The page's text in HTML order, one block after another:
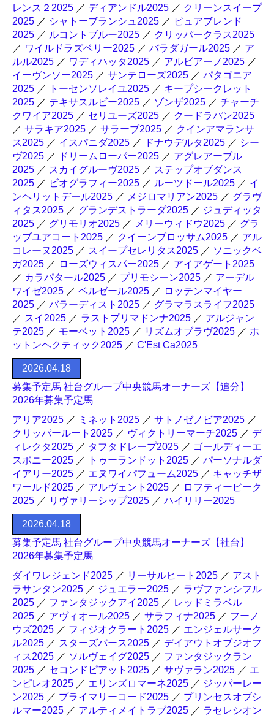
レンス２2025 ／ ディアンドル2025 ／ クリーンスイープ
2025 ／ シャトーブランシュ2025 ／ ピュアブレンド
2025 ／ ルコントブルー2025 ／ クリッパークラス2025
／ ワイルドラズベリー2025 ／ バラダガール2025 ／ ア
ルル2025 ／ ワディハッタ2025 ／ アルビアーノ2025 ／
イーヴンソー2025 ／ サンテローズ2025 ／ パタゴニア
2025 ／ トーセンソレイユ2025 ／ キープシークレット
2025 ／ テキサスルビー2025 ／ ゾンザ2025 ／ チャーチ
クワイア2025 ／ セリユーズ2025 ／ クードラパン2025
／ サラキア2025 ／ サラーブ2025 ／ クインアマランサ
ス2025 ／ イスパニダ2025 ／ ドナウデルタ2025 ／ シー
ヴ2025 ／ ドリームローパー2025 ／ アグレアーブル
2025 ／ スカイグルーヴ2025 ／ ステップオブダンス
2025 ／ ビオグラフィー2025 ／ ルーツドール2025 ／ イ
ンヘリットデール2025 ／ メジロマリアン2025 ／ グラヴ
ィタス2025 ／ グランデストラーダ2025 ／ ジュディッタ
2025 ／ グリモリオ2025 ／ メリーウィドウ2025 ／ グラ
ッブユアコート2025 ／ クイーンブロッサム2025 ／ アル
コレーヌ2025 ／ スイープセレリタス2025 ／ ソニックベ
ガ2025 ／ ローズウィスパー2025 ／ アイアゲート2025
／ カラパタール2025 ／ プリモシーン2025 ／ アーデル
ワイゼ2025 ／ ベルゼール2025 ／ ロッテンマイヤー
2025 ／ バラーディスト2025 ／ グラマラスライフ2025
／ スイ2025 ／ ラストプリマドンナ2025 ／ アルジャン
テ2025 ／ モーベット2025 ／ リズムオブラヴ2025 ／ ホ
ットンヘクティック2025 ／ C'Est Ca2025
2026.04.18
募集予定馬 社台グループ中央競馬オーナーズ【追分】
2026年募集予定馬
アリア2025 ／ ミネット2025 ／ サトノゼノビア2025 ／
クリッパールート2025 ／ ヴィクトリーマーチ2025 ／ デ
ィレクタ2025 ／ タフタドレープ2025 ／ ゴールディーエ
スポニー2025 ／ トゥーランドット2025 ／ パーソナルダ
イアリー2025 ／ エヌワイパフューム2025 ／ キャッチザ
ワールド2025 ／ アルヴェント2025 ／ ロフティーピーク
2025 ／ リヴァリーシップ2025 ／ ハイリリー2025
2026.04.18
募集予定馬 社台グループ中央競馬オーナーズ【社台】
2026年募集予定馬
ダイワレジェンド2025 ／ リーサルヒート2025 ／ アスト
ラサンタン2025 ／ ジュエラー2025 ／ ラヴファンシフル
2025 ／ ファンタジックアイ2025 ／ レッドミラベル
2025 ／ アヴィオール2025 ／ サラフィナ2025 ／ フーノ
ウズ2025 ／ フィジオクラート2025 ／ エンジェルサーク
ル2025 ／ スターズバース2025 ／ デイアウトオブジオフ
ィス2025 ／ ソルヴェイグ2025 ／ ファンタジックラン
2025 ／ セコンドピアット2025 ／ サヴァラン2025 ／ エ
ンピレオ2025 ／ エリンズロマーネ2025 ／ ジッパーレー
ン2025 ／ プライマリーコード2025 ／ プリンセスオブシ
ルマー2025 ／ アルティメイトラブ2025 ／ ラセレシオン